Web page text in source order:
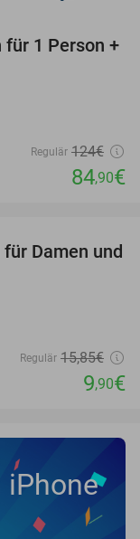
32%
für 1 Person +
Regulär 124€
84,90€
38%
Damen und
Regulär 15,85€
9,90€
iPhone